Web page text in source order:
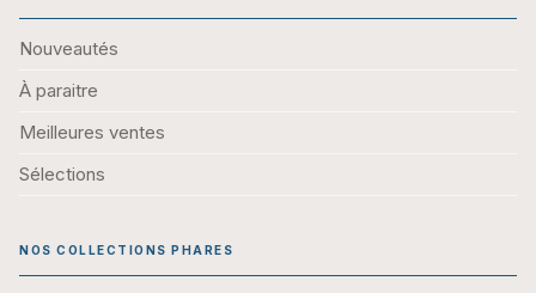
Nouveautés
À paraitre
Meilleures ventes
Sélections
NOS COLLECTIONS PHARES